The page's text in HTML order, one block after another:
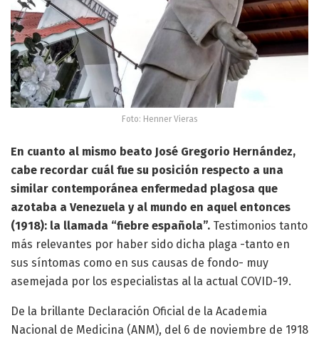
Foto: Henner Vieras
En cuanto al mismo beato José Gregorio Hernández,
cabe recordar cuál fue su posición respecto a una
similar contemporánea enfermedad plagosa que
azotaba a Venezuela y al mundo en aquel entonces
(1918): la llamada “fiebre española”. Testimonios tanto
más relevantes por haber sido dicha plaga -tanto en
sus síntomas como en sus causas de fondo- muy
asemejada por los especialistas al la actual COVID-19.
De la brillante Declaración Oficial de la Academia
Nacional de Medicina (ANM), del 6 de noviembre de 1918